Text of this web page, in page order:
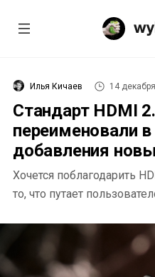
Илья Кичаев 14
Стандарт HDMI
переименовали
добавления
Хочется поблагодарить
то, что путает